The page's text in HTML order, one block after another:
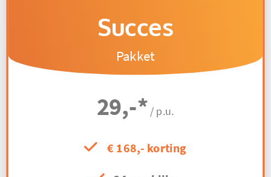
Succes
Pakket
29,-* / p.u.
€ 168,- korting